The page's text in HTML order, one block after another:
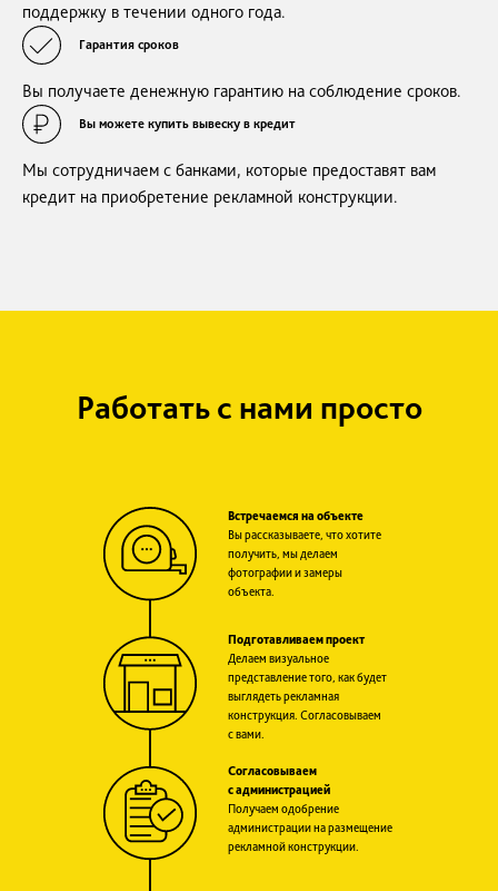
поддержку в течении одного года.
Гарантия сроков
Вы получаете денежную гарантию на соблюдение сроков.
Вы можете купить вывеску в кредит
Мы сотрудничаем с банками, которые предоставят вам
кредит на приобретение рекламной конструкции.
Работать с нами просто
Встречаемся на объекте
Вы рассказываете, что хотите
получить, мы делаем
фотографии и замеры
объекта.
Подготавливаем проект
Делаем визуальное
представление того, как будет
выглядеть рекламная
конструкция. Согласовываем
с вами.
Согласовываем
с администрацией
Получаем одобрение
администрации на размещение
рекламной конструкции.